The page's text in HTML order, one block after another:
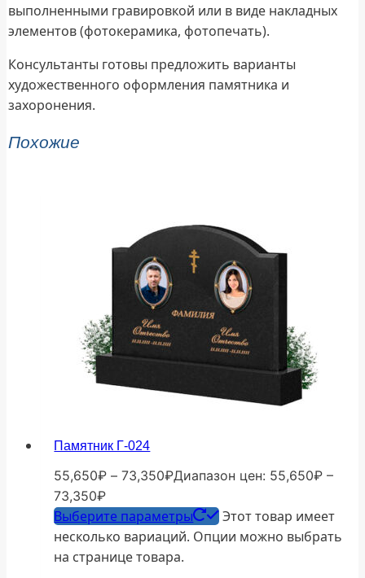
выполненными гравировкой или в виде накладных
элементов (фотокерамика, фотопечать).
Консультанты готовы предложить варианты
художественного оформления памятника и
захоронения.
Похожие
Памятник Г-024
55,650₽ – 73,350₽Диапазон цен: 55,650₽ –
73,350₽
Выберите параметры
Этот товар имеет
несколько вариаций. Опции можно выбрать
на странице товара.